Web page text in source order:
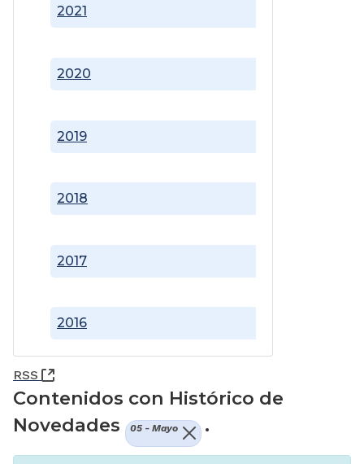
2016
2017
2018
2019
2020
2021
RSS (Abre una nueva ventana)
Contenidos con Histórico de
Novedades
05 - Mayo .